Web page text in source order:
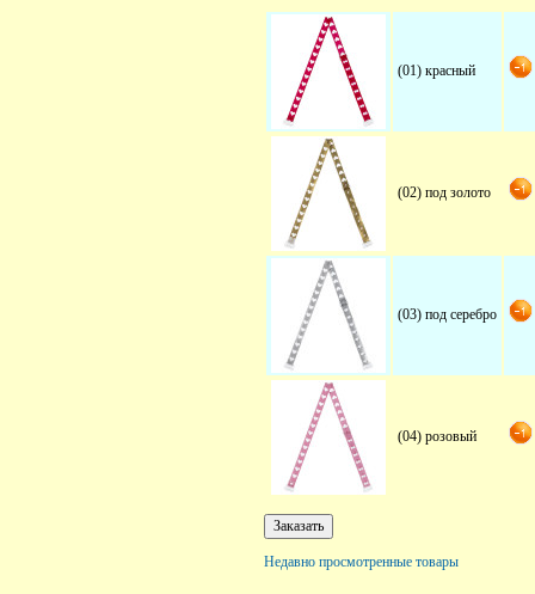
(01) красный
(02) под золото
(03) под серебро
(04) розовый
Недавно просмотренные товары